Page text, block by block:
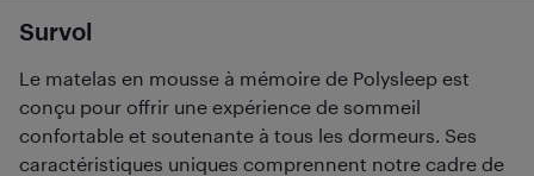
Survol
Le matelas en mousse à mémoire de Polysleep est
conçu pour offrir une expérience de sommeil
confortable et soutenante à tous les dormeurs. Ses
caractéristiques uniques comprennent notre cadre de